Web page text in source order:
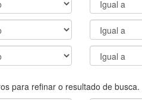
para refinar o resultado de busca.